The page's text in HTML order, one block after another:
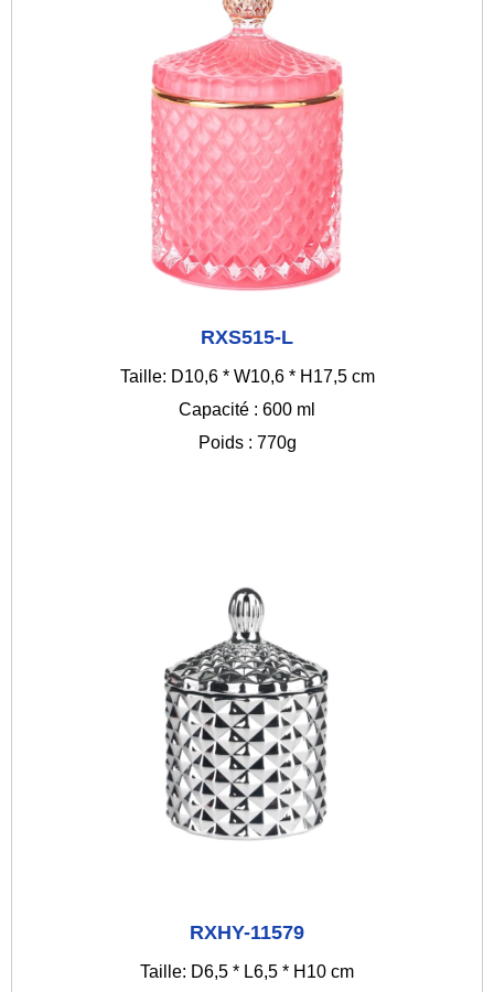
RXS515-L
Taille: D10,6 * W10,6 * H17,5 cm
Capacité : 600 ml
Poids : 770g
RXHY-11579
Taille: D6,5 * L6,5 * H10 cm